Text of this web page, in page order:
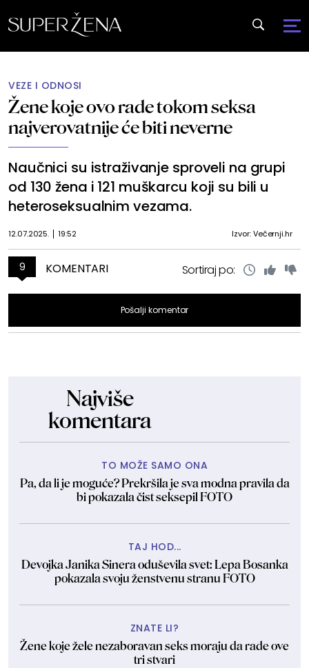
VEZE I ODNOSI
Žene koje ovo rade tokom seksa
najverovatnije će biti neverne
Naučnici su istraživanje sproveli na grupi
od 130 žena i 121 muškarcu koji su bili u
heteroseksualnim vezama.
12.07.2025. 19:52 Izvor: Večernji.hr
9 KOMENTARI Sortiraj po:
Pošalji komentar
Najviše
komentara
TO MOŽE SAMO ONA
Pa, da li je moguće? Prekršila je sva modna pravila da
bi pokazala čist seksepil FOTO
TAJ HOD...
Devojka Janika Sinera oduševila svet: Lepa Bosanka
pokazala svoju ženstvenu stranu FOTO
ZNATE LI?
Žene koje žele nezaboravan seks moraju da rade ove
tri stvari